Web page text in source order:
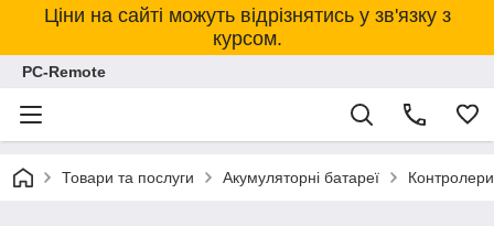
Ціни на сайті можуть відрізнятись у зв'язку з
курсом.
PC-Remote
Товари та послуги Акумуляторні батареї